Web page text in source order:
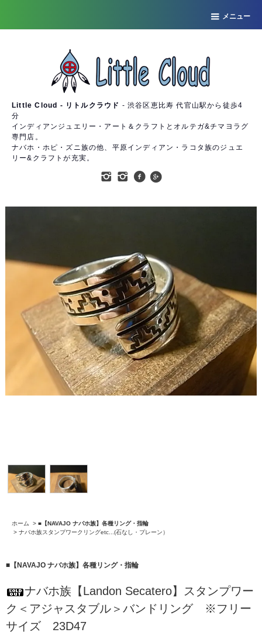
メニュー
Little Cloud - リトルクラウド - 渋谷区恵比寿 代官山駅から徒歩4
分
インディアンジュエリー・アート＆クラフトとオルテガ&チマヨラグ
専門店。
ナバホ・ホピ・ズニ族の他、平原インディアン・ラコタ族のジュエ
リー&クラフトが充実。
ホーム > ■【NAVAJO ナバホ族】各種リング・指輪
> ナバホ族スタンプワークリングetc...(石なし・プレーン）
■【NAVAJO ナバホ族】各種リング・指輪
ナバホ族【Landon Secatero】スタンプワー
ク＜アジャスタブル＞バンドリング ※フリー
サイズ 23D47